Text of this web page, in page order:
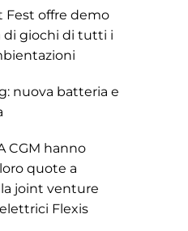
Fest offre demo
di giochi di tutti i
nuova batteria e
CGM hanno
quote a
joint venture
Flexis